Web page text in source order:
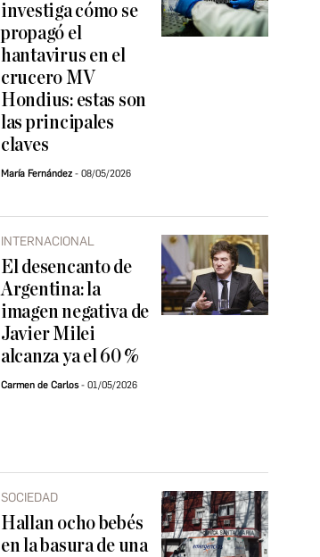
investiga cómo se
propagó el
hantavirus en el
crucero MV
Hondius: estas son
las principales
claves
María Fernández 08/05/2026
INTERNACIONAL
El desencanto de
Argentina: la
imagen negativa de
Javier Milei
alcanza ya el 60 %
Carmen de Carlos 01/05/2026
SOCIEDAD
Hallan ocho bebés
en la basura de una